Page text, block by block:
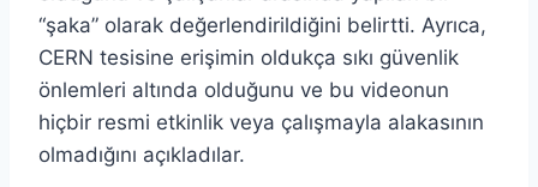
“şaka” olarak değerlendirildiğini belirtti. Ayrıca,
CERN tesisine erişimin oldukça sıkı güvenlik
önlemleri altında olduğunu ve bu videonun
hiçbir resmi etkinlik veya çalışmayla alakasının
olmadığını açıkladılar.